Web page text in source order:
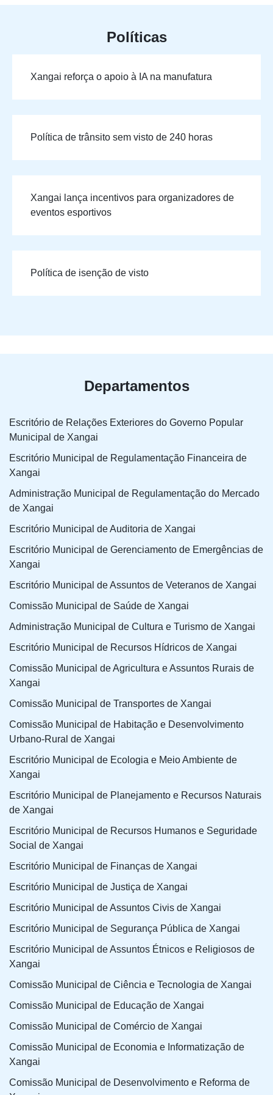
Políticas
Xangai reforça o apoio à IA na manufatura
Política de trânsito sem visto de 240 horas
Xangai lança incentivos para organizadores de
eventos esportivos
Política de isenção de visto
Departamentos
Escritório de Relações Exteriores do Governo Popular
Municipal de Xangai
Escritório Municipal de Regulamentação Financeira de
Xangai
Administração Municipal de Regulamentação do Mercado
de Xangai
Escritório Municipal de Auditoria de Xangai
Escritório Municipal de Gerenciamento de Emergências de
Xangai
Escritório Municipal de Assuntos de Veteranos de Xangai
Comissão Municipal de Saúde de Xangai
Administração Municipal de Cultura e Turismo de Xangai
Escritório Municipal de Recursos Hídricos de Xangai
Comissão Municipal de Agricultura e Assuntos Rurais de
Xangai
Comissão Municipal de Transportes de Xangai
Comissão Municipal de Habitação e Desenvolvimento
Urbano-Rural de Xangai
Escritório Municipal de Ecologia e Meio Ambiente de
Xangai
Escritório Municipal de Planejamento e Recursos Naturais
de Xangai
Escritório Municipal de Recursos Humanos e Seguridade
Social de Xangai
Escritório Municipal de Finanças de Xangai
Escritório Municipal de Justiça de Xangai
Escritório Municipal de Assuntos Civis de Xangai
Escritório Municipal de Segurança Pública de Xangai
Escritório Municipal de Assuntos Étnicos e Religiosos de
Xangai
Comissão Municipal de Ciência e Tecnologia de Xangai
Comissão Municipal de Educação de Xangai
Comissão Municipal de Comércio de Xangai
Comissão Municipal de Economia e Informatização de
Xangai
Comissão Municipal de Desenvolvimento e Reforma de